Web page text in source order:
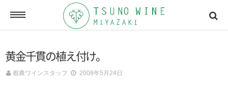
ONLINE SHOP
オンラインショッピング
黄金千貫の植え付け。
都農ワインスタッフ 2008年5月24日